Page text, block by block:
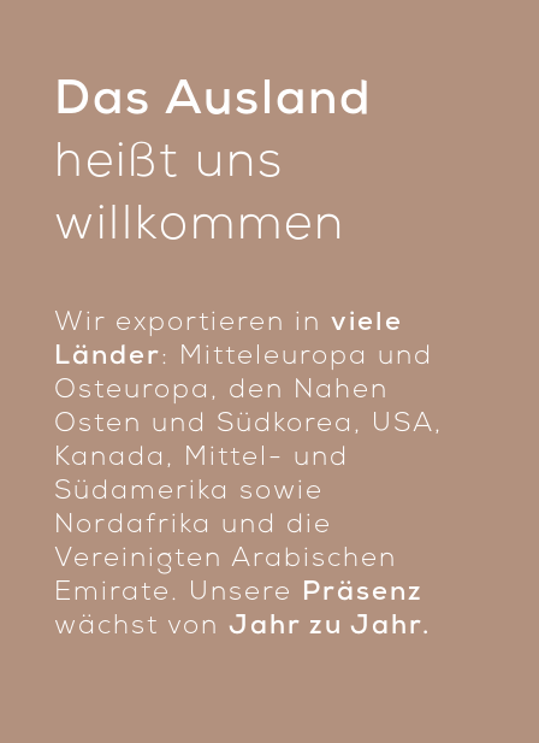
Das Ausland
heißt uns
willkommen
Wir exportieren in viele
Länder: Mitteleuropa und
Osteuropa, den Nahen
Osten und Südkorea, USA,
Kanada, Mittel- und
Südamerika sowie
Nordafrika und die
Vereinigten Arabischen
Emirate. Unsere Präsenz
wächst von Jahr zu Jahr.